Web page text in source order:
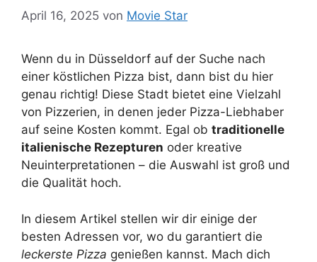
April 16, 2025 von Movie Star
Wenn du in Düsseldorf auf der Suche nach
einer köstlichen Pizza bist, dann bist du hier
genau richtig! Diese Stadt bietet eine Vielzahl
von Pizzerien, in denen jeder Pizza-Liebhaber
auf seine Kosten kommt. Egal ob traditionelle
italienische Rezepturen oder kreative
Neuinterpretationen – die Auswahl ist groß und
die Qualität hoch.
In diesem Artikel stellen wir dir einige der
besten Adressen vor, wo du garantiert die
leckerste Pizza genießen kannst. Mach dich